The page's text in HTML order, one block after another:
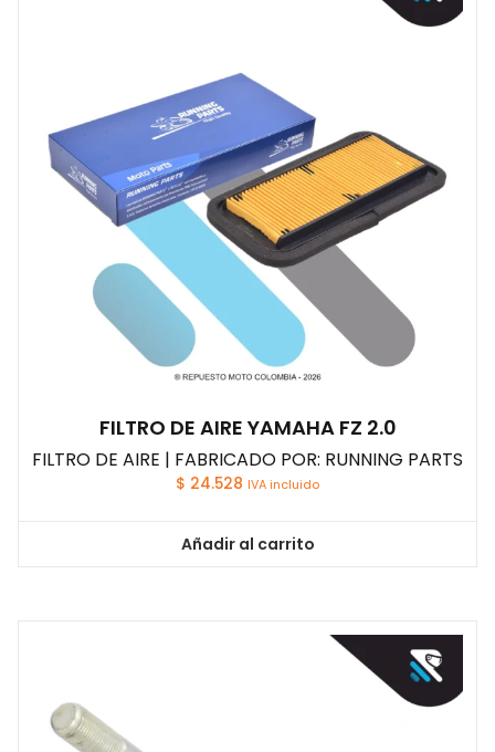
FILTRO DE AIRE YAMAHA FZ 2.0
FILTRO DE AIRE | FABRICADO POR: RUNNING PARTS
$ 24.528 IVA incluido
Añadir al carrito